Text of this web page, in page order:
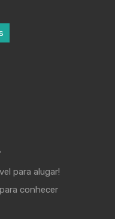
para alugar!
conhecer